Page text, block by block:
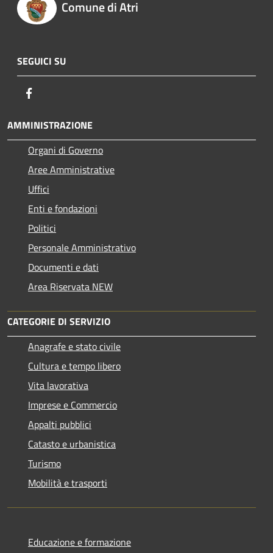
Comune di Atri
SEGUICI SU
AMMINISTRAZIONE
Organi di Governo
Aree Amministrative
Uffici
Enti e fondazioni
Politici
Personale Amministrativo
Documenti e dati
Area Riservata NEW
CATEGORIE DI SERVIZIO
Anagrafe e stato civile
Cultura e tempo libero
Vita lavorativa
Imprese e Commercio
Appalti pubblici
Catasto e urbanistica
Turismo
Mobilità e trasporti
Educazione e formazione